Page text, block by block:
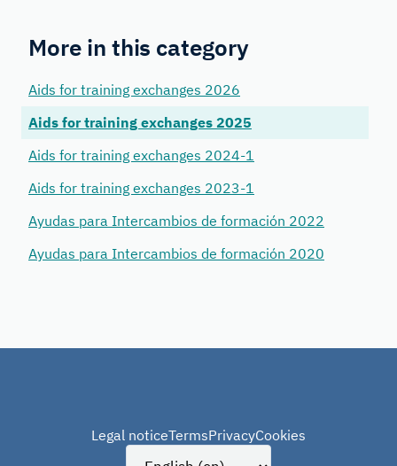
More in this category
Aids for training exchanges 2026
Aids for training exchanges 2025
Aids for training exchanges 2024-1
Aids for training exchanges 2023-1
Ayudas para Intercambios de formación 2022
Ayudas para Intercambios de formación 2020
Legal noticeTermsPrivacyCookies